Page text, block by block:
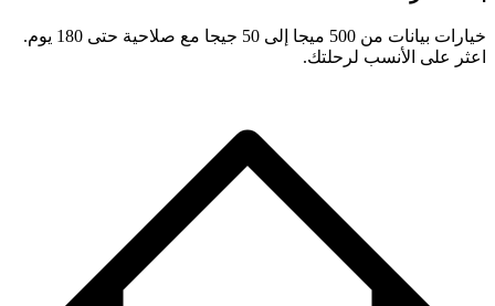
خيارات بيانات من 500 ميجا إلى 50 جيجا مع صلاحية حتى 180 يوم.
اعثر على الأنسب لرحلتك.